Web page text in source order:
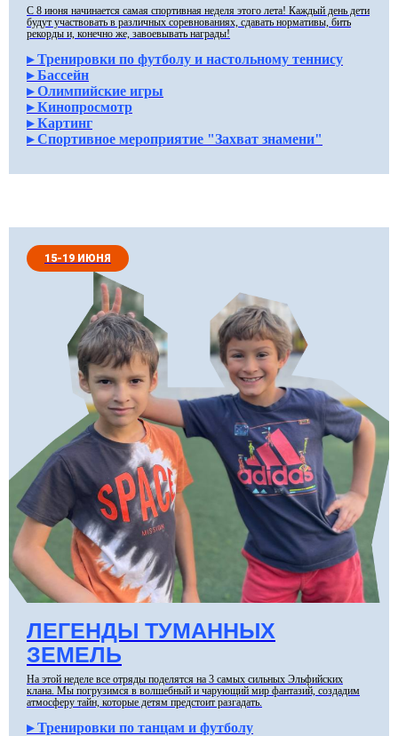
С 8 июня начинается самая спортивная неделя этого лета! Каждый день дети
будут участвовать в различных соревнованиях, сдавать нормативы, бить
рекорды и, конечно же, завоевывать награды!
▸ Тренировки по футболу и настольному теннису
▸ Бассейн
▸ Олимпийские игры
▸ Кинопросмотр
▸Картинг
▸ Спортивное мероприятие "Захват знамени"
15-19 ИЮНЯ
ЛЕГЕНДЫ ТУМАННЫХ
ЗЕМЕЛЬ
На этой неделе все отряды поделятся на 3 самых сильных Эльфийских
клана. Мы погрузимся в волшебный и чарующий мир фантазий, создадим
атмосферу тайн, которые детям предстоит разгадать.
▸ Тренировки по танцам и футболу